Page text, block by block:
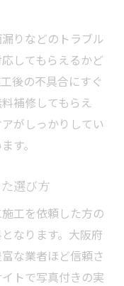
りなどのトラブル
してもらえるかど
後の不具合にすぐ
補修してもらえ
がしっかりしてい
す。
選び方
工を依頼した方の
なります。大阪府
な業者ほど信頼さ
トで写真付きの実